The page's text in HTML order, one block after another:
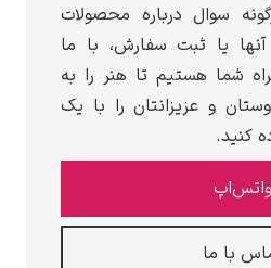
سوال درباره محصولات
یا ثبت سفارش، با ما
شما هستیم تا هنر را به
و عزیزانتان را با یک
کنید.
واتس‌اپ
با ما